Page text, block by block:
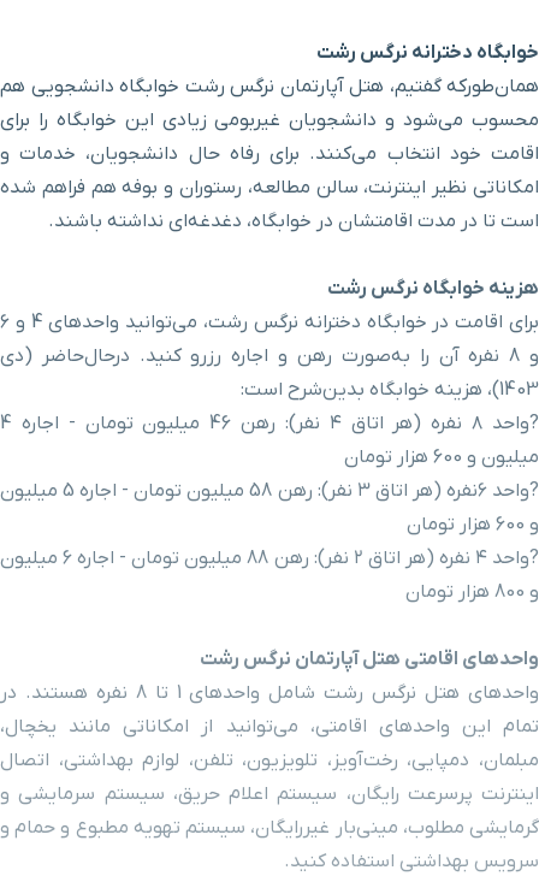
چشمه چشماگل ۲۰ دقیقه با خودرو (۱۵ کیلومتر و ۸۸۵ متر)
دریاچه سد سنگر ۲۹ دقیقه با خودرو (۲۶ کیلومتر و ۲۴۷ متر)
امام زاده هاشم ۲۹ دقیقه با خودرو (۳۱ کیلومتر و ۵۰۱ متر)
پارک جنگلی امام زاده هاشم
کتابخانه ملی
رشت
۴ ساعت و ۱۱ دقیقه با خودرو (۳۳۵ کیلومتر و ۴۱۱ متر)
خوابگاه دخترانه نرگس رشت
همان‌طور‌که گفتیم، هتل آپارتمان نرگس رشت خوابگاه دانشجویی هم
محسوب می‌شود و دانشجویان غیربومی زیادی این خوابگاه را برای
اقامت خود انتخاب می‌کنند. برای رفاه حال دانشجویان، خدمات و
امکاناتی نظیر اینترنت، سالن مطالعه، رستوران و بوفه هم فراهم شده
است تا در مدت اقامتشان در خوابگاه، دغدغه‌ای نداشته باشند.
هزینه خوابگاه نرگس رشت
برای اقامت در خوابگاه دخترانه نرگس رشت، می‌توانید واحدهای 4 و ۶
و 8 نفره آن را به‌صورت رهن و اجاره رزرو کنید. در‌حال‌حاضر (دی
1403)، هزینه خوابگاه بدین‌شرح است:
?واحد ۸ نفره (هر اتاق ۴ نفر): رهن 46 میلیون تومان - اجاره 4
میلیون و 600 هزار تومان
?واحد ۶نفره (هر اتاق ۳ نفر): رهن 58 میلیون تومان - اجاره 5 میلیون
و 600 هزار تومان
?واحد ۴ نفره (هر اتاق ۲ نفر): رهن 88 میلیون تومان - اجاره 6 میلیون
و 800 هزار تومان
واحدهای اقامتی هتل آپارتمان نرگس رشت
واحدهای هتل نرگس رشت شامل واحدهای 1 تا 8 نفره هستند. در
تمام این واحدهای اقامتی، می‌توانید از امکاناتی مانند یخچال،
مبلمان، دمپایی، رخت‌آویز، تلویزیون، تلفن، لوازم بهداشتی، اتصال
اینترنت پرسرعت رایگان، سیستم اعلام حریق، سیستم سرمایشی و
گرمایشی مطلوب، مینی‌بار غیررایگان، سیستم تهویه مطبوع و حمام و
سرویس بهداشتی استفاده کنید.